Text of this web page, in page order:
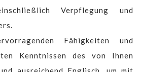
Verpflegung und
Fähigkeiten und
Kenntnissen des von Ihnen